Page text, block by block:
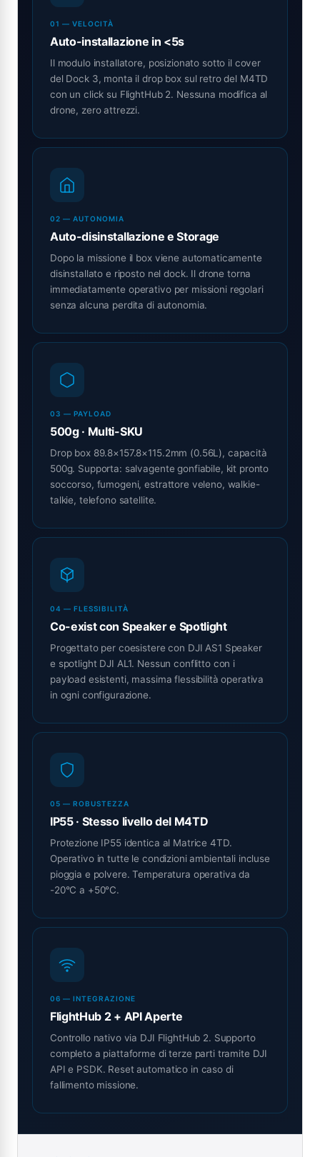
01 — VELOCITÀ
Auto-installazione in <5s
Il modulo installatore, posizionato sotto il cover
del Dock 3, monta il drop box sul retro del M4TD
con un click su FlightHub 2. Nessuna modifica al
drone, zero attrezzi.
02 — AUTONOMIA
Auto-disinstallazione e Storage
Dopo la missione il box viene automaticamente
disinstallato e riposto nel dock. Il drone torna
immediatamente operativo per missioni regolari
senza alcuna perdita di autonomia.
03 — PAYLOAD
500g · Multi-SKU
Drop box 89.8×157.8×115.2mm (0.56L), capacità
500g. Supporta: salvagente gonfiabile, kit pronto
soccorso, fumogeni, estrattore veleno, walkie-
talkie, telefono satellite.
04 — FLESSIBILITÀ
Co-exist con Speaker e Spotlight
Progettato per coesistere con DJI AS1 Speaker
e spotlight DJI AL1. Nessun conflitto con i
payload esistenti, massima flessibilità operativa
in ogni configurazione.
05 — ROBUSTEZZA
IP55 · Stesso livello del M4TD
Protezione IP55 identica al Matrice 4TD.
Operativo in tutte le condizioni ambientali incluse
pioggia e polvere. Temperatura operativa da
-20°C a +50°C.
06 — INTEGRAZIONE
FlightHub 2 + API Aperte
Controllo nativo via DJI FlightHub 2. Supporto
completo a piattaforme di terze parti tramite DJI
API e PSDK. Reset automatico in caso di
fallimento missione.